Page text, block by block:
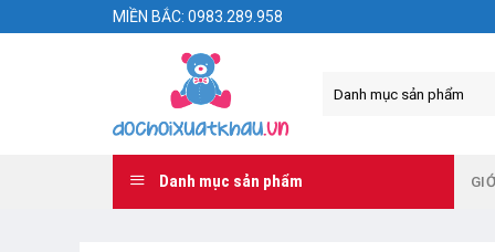
MIỀN BẮC: 0983.289.958
Danh mục sản phẩm